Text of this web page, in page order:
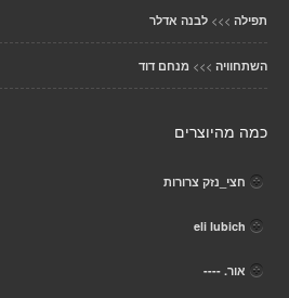
תפילה >>> לבנה אדלר
השתחוויה >>> מנחם דוד
כמה מהיוצרים
חצי_נזק צרורות
eli lubich
אור. ----